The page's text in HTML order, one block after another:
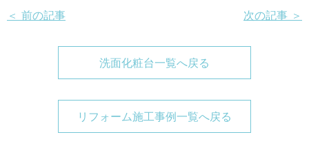
＜ 前の記事 次の記事 ＞
洗面化粧台一覧へ戻る
リフォーム施工事例一覧へ戻る